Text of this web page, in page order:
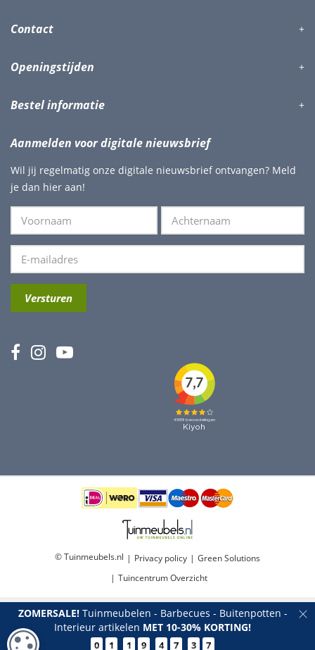
ZOMERSALE!Tuinmeubelen - Barbecues - Buitenpotten -
Interieur artikelen MET 10-30% KORTING!
0 1 1 9 4 7 3 6
Contact
Openingstijden
Bestel informatie
Aanmelden voor digitale nieuwsbrief
Wil jij regelmatig onze digitale nieuwsbrief ontvangen? Meld
je dan hier aan!
© Tuinmeubels.nl Privacy policy
Green Solutions
Tuincentrum Overzicht
COOKIE-INSTELLINGEN